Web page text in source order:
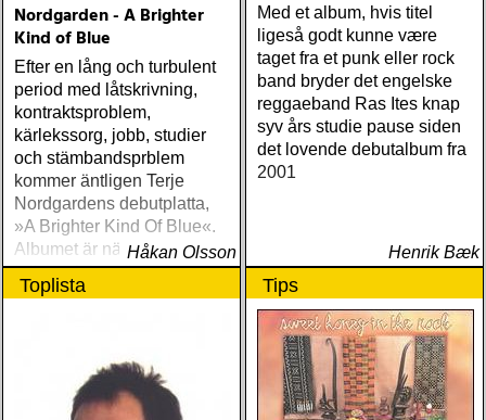
Nordgarden - A Brighter
Kind of Blue
Efter en lång och turbulent
period med låtskrivning,
kontraktsproblem,
kärlekssorg, jobb, studier
och stämbandsprblem
kommer äntligen Terje
Nordgardens debutplatta,
»A Brighter Kind Of Blue«.
Albumet är nära, enkelt och
ärligt och handlar om
upplevelser och historier
Håkan Olsson
Med et album, hvis titel
ligeså godt kunne være
taget fra et punk eller rock
band bryder det engelske
reggaeband Ras Ites knap
syv års studie pause siden
det lovende debutalbum fra
2001
Henrik Bæk
Toplista Tips